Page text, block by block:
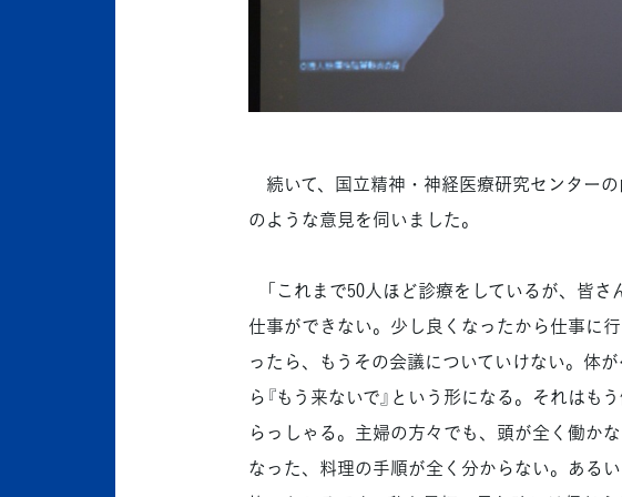
続いて、国立精神・神経医療研究センター
のような意見を伺いました。
「これまで50人ほど診療をしているが、皆
仕事ができない。少し良くなったから仕事に
ったら、もうその会議についていけない。体
ら『もう来ないで』という形になる。それは
らっしゃる。主婦の方々でも、頭が全く働か
なった、料理の手順が全く分からない。ある